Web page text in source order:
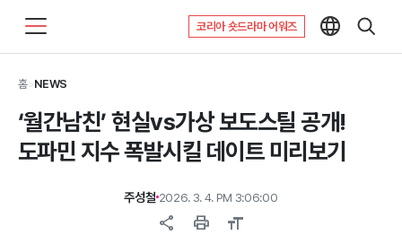
코리아 숏드라마 어워즈
홈>NEWS
‘월간남친’ 현실vs가상 보도스틸 공개!
도파민 지수 폭발시킬 데이트 미리보기
주성철 2026. 3. 4. PM 3:06:00
share print format_size